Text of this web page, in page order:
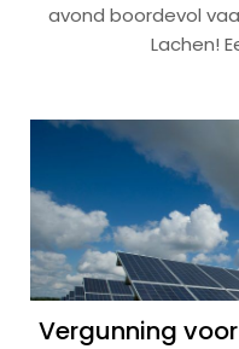
avond boordevol
Lachen!
Vergunning